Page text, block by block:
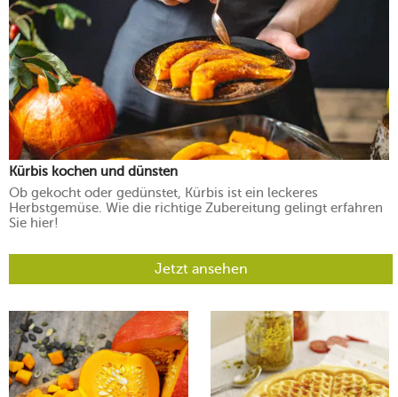
Kürbis kochen und dünsten
Ob gekocht oder gedünstet, Kürbis ist ein leckeres
Herbstgemüse. Wie die richtige Zubereitung gelingt erfahren
Sie hier!
Jetzt ansehen